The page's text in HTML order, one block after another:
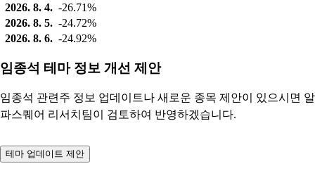
2026. 8. 4. -26.71%
2026. 8. 5. -24.72%
2026. 8. 6. -24.92%
임종석 테마 정보 개선 제안
임종석 관련주 정보 업데이트나 새로운 종목 제안이 있으시면 알
파스퀘어 리서치팀이 검토하여 반영하겠습니다.
테마 업데이트 제안